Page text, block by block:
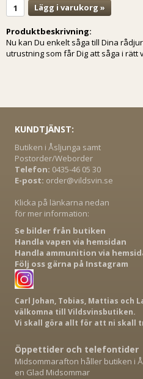
Lägg i varukorg »
Produktbeskrivning:
Nu kan Du enkelt såga till Dina
utrustning som får Dig att såga i rätt
KUNDTJÄNST:
Butiken i Åsljunga samt
Postorder/Weborder
Telefon: 0435-46 05 30
E-post: order@vildsvin.se
Klicka på länkarna nedan
för mer information:
Se bilder från butiken
Handla vapen via hemsidan
Handla ammunition via
Följ oss gärna på Instagram
Carl Johan, Tobias, Mattias och
välkomna till Vildsvinsbutiken.
Vi skall göra allt för att ni skall
Öppettider och telefontider
Midsommarafton håller butiken i
en Glad Midsommar